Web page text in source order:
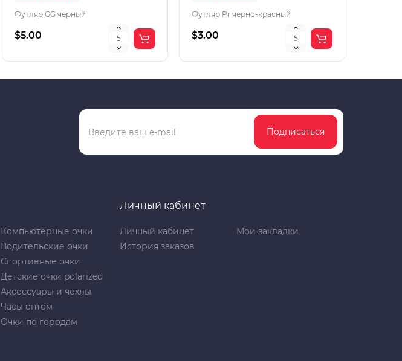
Футляр GG черный
$5.00
Футляр Pr черно-красный
$3.00
Подписаться
Компьютерные очки
Водительские очки
Спортивные очки
Детские очки polarized
Аксессуары и чехлы
Часы оптом
Очки по городам
Личный кабинет
Личный кабинет
История заказов
Мои закладки